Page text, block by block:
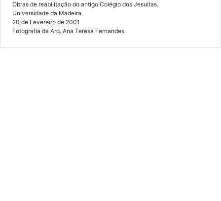
Obras de reabilitação do antigo Colégio dos Jesuítas.
Universidade da Madeira.
20 de Fevereiro de 2001
Fotografia da Arq. Ana Teresa Fernandes.